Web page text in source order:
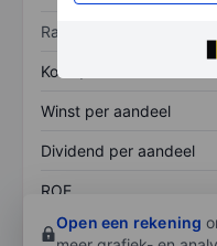
Ratio's
Koers/omzetratio
Winst per aandeel
Dividend per aandeel
ROE
Open een rekening